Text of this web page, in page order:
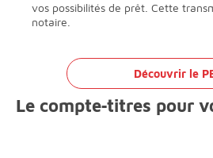
vos possibilités de prêt. Cette
notaire.
Découvrir le
Le compte‐titres pour